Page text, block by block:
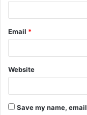
Email *
Website
Save my name,